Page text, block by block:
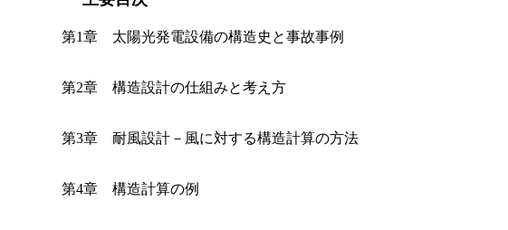
第1章 太陽光発電設備の構造史と事故事例
第2章 構造設計の仕組みと考え方
第3章 耐風設計－風に対する構造計算の方法
第4章 構造計算の例